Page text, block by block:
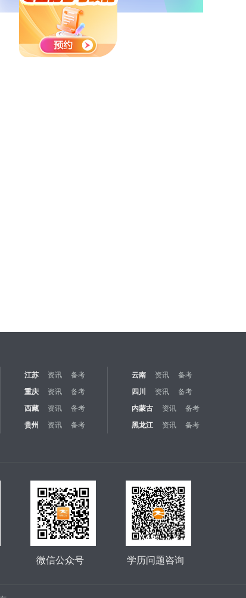
江苏 资讯 备考 云南 资讯
备考
重庆 资讯 备考 四川 资讯
备考
西藏 资讯 备考 内蒙古 资讯
备考
贵州 资讯 备考 黑龙江 资讯
备考
学历问题咨询
微信公众号